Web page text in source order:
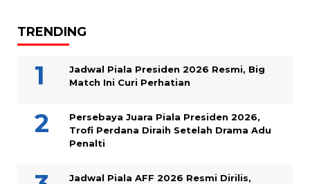
TRENDING
Jadwal Piala Presiden 2026 Resmi, Big
Match Ini Curi Perhatian
Persebaya Juara Piala Presiden 2026,
Trofi Perdana Diraih Setelah Drama Adu
Penalti
Jadwal Piala AFF 2026 Resmi Dirilis,